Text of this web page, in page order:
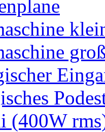
(400W